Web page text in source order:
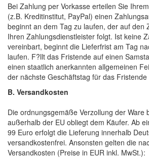
Bei Zahlung per Vorkasse erteilen Sie
(z.B. Kreditinstitut, PayPal) einen
beginnt an dem Tag zu laufen, der auf den
Ihren Zahlungsdienstleister folgt. Ist keine
vereinbart, beginnt die Lieferfrist am Tag
laufen. F?llt das Fristende auf einen
einen staatlich anerkannten allgemeinen
der nächste Geschäftstag für das
B. Versandkosten
Die ordnungsgemäße Verzollung der Ware
außerhalb der EU obliegt dem Käufer. Ab
99 Euro erfolgt die Lieferung innerhalb
versandkostenfrei. Ansonsten gelten die
Versandkosten (Preise in EUR inkl. MwSt.):